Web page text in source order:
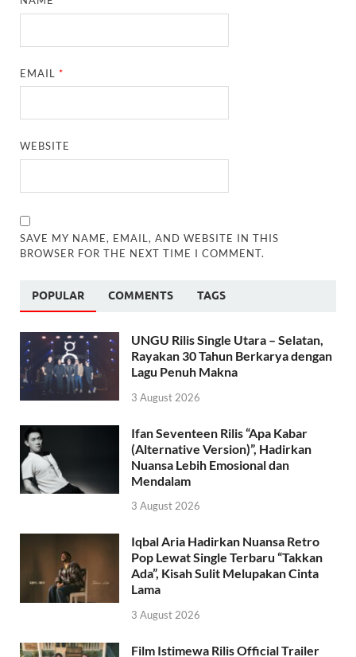
EMAIL*
WEBSITE
SAVE MY NAME, EMAIL, AND WEBSITE IN THIS
BROWSER FOR THE NEXT TIME I COMMENT.
POPULAR COMMENTS TAGS
UNGU Rilis Single Utara – Selatan,
Rayakan 30 Tahun Berkarya dengan
Lagu Penuh Makna
3 August 2026
Ifan Seventeen Rilis “Apa Kabar
(Alternative Version)”, Hadirkan
Nuansa Lebih Emosional dan
Mendalam
3 August 2026
Iqbal Aria Hadirkan Nuansa Retro
Pop Lewat Single Terbaru “Takkan
Ada”, Kisah Sulit Melupakan Cinta
Lama
3 August 2026
Film Istimewa Rilis Official Trailer